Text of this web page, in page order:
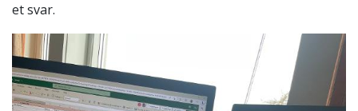
et svar.